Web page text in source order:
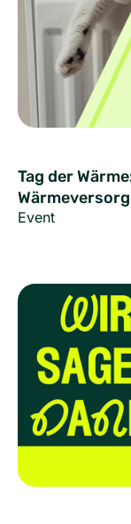
Tag der
Event